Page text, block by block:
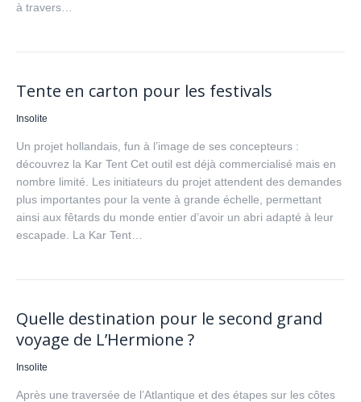
à travers…
Tente en carton pour les festivals
Insolite
Un projet hollandais, fun à l’image de ses concepteurs :
découvrez la Kar Tent Cet outil est déjà commercialisé mais en
nombre limité. Les initiateurs du projet attendent des demandes
plus importantes pour la vente à grande échelle, permettant
ainsi aux fêtards du monde entier d’avoir un abri adapté à leur
escapade. La Kar Tent…
Quelle destination pour le second grand
voyage de L’Hermione ?
Insolite
Après une traversée de l’Atlantique et des étapes sur les côtes